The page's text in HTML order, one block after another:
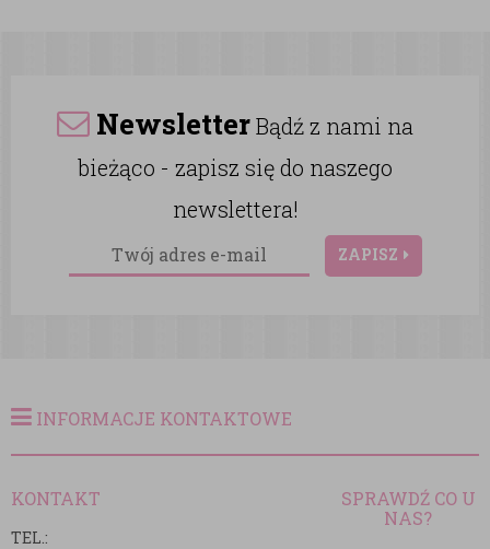
NewsletterBądź z nami na
bieżąco - zapisz się do naszego
newslettera!
ZAPISZ
INFORMACJE KONTAKTOWE
KONTAKT
TEL.:
SPRAWDŹ CO U
NAS?